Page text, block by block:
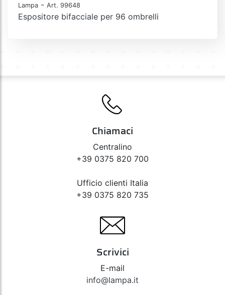
Lampa - Art. 99648
Espositore bifacciale per 96 ombrelli
Chiamaci
Centralino
+39 0375 820 700
Ufficio clienti Italia
+39 0375 820 735
Scrivici
E-mail
info@lampa.it